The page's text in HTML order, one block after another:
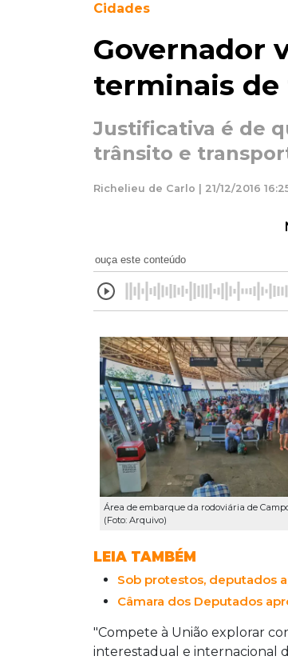
Cidades
Governador
terminais
Justificativa é de
trânsito e
Richelieu de Carlo | 21/12/2016
ouça este conteúdo
Área de embarque da rodoviária de
(Foto: Arquivo)
LEIA TAMBÉM
Sob protestos, deputados
Câmara dos Deputados
"Compete à União explorar
interestadual e internacional